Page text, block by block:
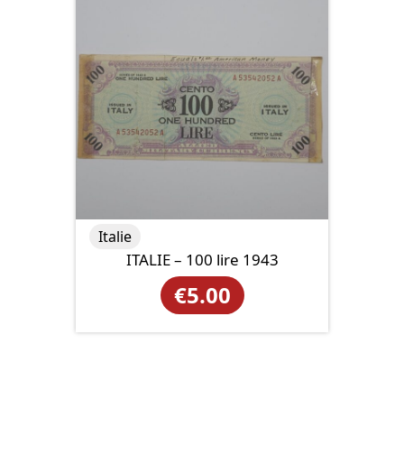
ITALIE – 100 lire 1943
€5.00
Italie